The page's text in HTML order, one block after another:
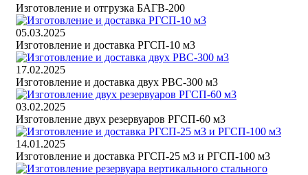
Изготовление и отгрузка БАГВ-200
05.03.2025
Изготовление и доставка РГСП-10 м3
17.02.2025
Изготовление и доставка двух РВС-300 м3
03.02.2025
Изготовление двух резервуаров РГСП-60 м3
14.01.2025
Изготовление и доставка РГСП-25 м3 и РГСП-100 м3